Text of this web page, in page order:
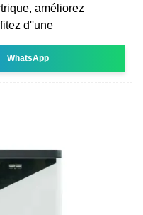
améliorez
d''une
WhatsApp